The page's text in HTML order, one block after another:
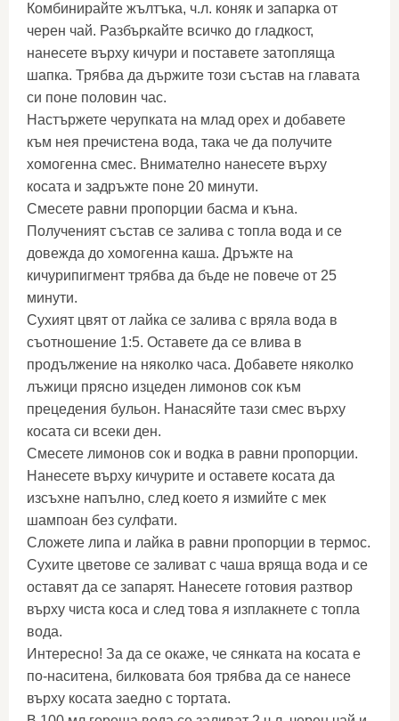
Комбинирайте жълтъка, ч.л. коняк и запарка от
черен чай. Разбъркайте всичко до гладкост,
нанесете върху кичури и поставете затопляща
шапка. Трябва да държите този състав на главата
си поне половин час.
Настържете черупката на млад орех и добавете
към нея пречистена вода, така че да получите
хомогенна смес. Внимателно нанесете върху
косата и задръжте поне 20 минути.
Смесете равни пропорции басма и къна.
Полученият състав се залива с топла вода и се
довежда до хомогенна каша. Дръжте на
кичурипигмент трябва да бъде не повече от 25
минути.
Сухият цвят от лайка се залива с вряла вода в
съотношение 1:5. Оставете да се влива в
продължение на няколко часа. Добавете няколко
лъжици прясно изцеден лимонов сок към
прецедения бульон. Нанасяйте тази смес върху
косата си всеки ден.
Смесете лимонов сок и водка в равни пропорции.
Нанесете върху кичурите и оставете косата да
изсъхне напълно, след което я измийте с мек
шампоан без сулфати.
Сложете липа и лайка в равни пропорции в термос.
Сухите цветове се заливат с чаша вряща вода и се
оставят да се запарят. Нанесете готовия разтвор
върху чиста коса и след това я изплакнете с топла
вода.
Интересно! За да се окаже, че сянката на косата е
по-наситена, билковата боя трябва да се нанесе
върху косата заедно с тортата.